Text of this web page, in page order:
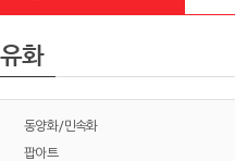
유화
동양화/민속화
팝아트